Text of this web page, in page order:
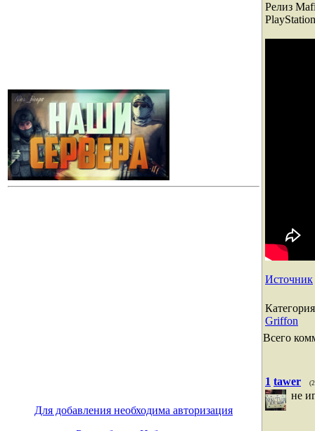
Для добавления необходима авторизация
Релиз
Источник
Категория
Griffon
Всего
1 tawer
не